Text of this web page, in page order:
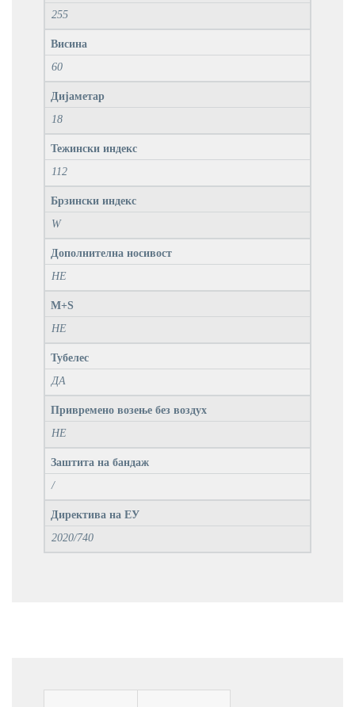
255
Висина
60
Дијаметар
18
Тежински индекс
112
Брзински индекс
W
Дополнителна носивост
НЕ
M+S
НЕ
Тубелес
ДА
Привремено возење без воздух
НЕ
Заштита на бандаж
/
Директива на ЕУ
2020/740